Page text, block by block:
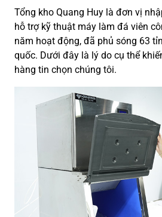
Tổng kho Quang Huy là đơn vị
hỗ trợ kỹ thuật máy làm đá viên
năm hoạt động, đã phủ sóng 63
quốc. Dưới đây là lý do cụ thể
hàng tin chọn chúng tôi.